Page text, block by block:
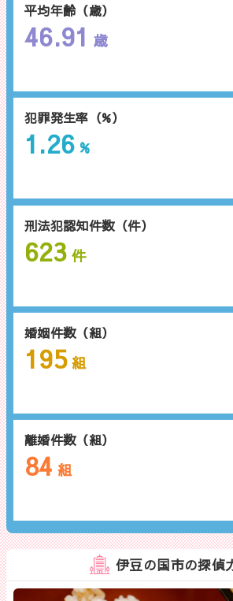
平均年齢（歳）
46.91 歳
刑法犯認知件数（件）
623 件
離婚件数（組）
84 組
犯罪発生率（%）
1.26 %
婚姻件数（組）
195 組
伊豆の国市の探偵